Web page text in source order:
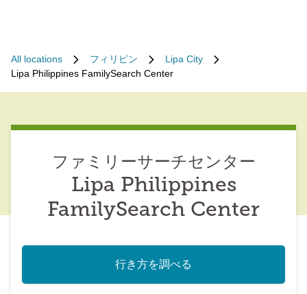
All locations フィリピン
Lipa City
Lipa Philippines FamilySearch Center
ファミリーサーチセンター
Lipa Philippines
FamilySearch Center
行き方を調べる